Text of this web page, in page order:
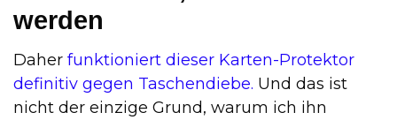
werden
Daher funktioniert dieser Karten-Protektor
definitiv gegen Taschendiebe. Und das ist
nicht der einzige Grund, warum ich ihn